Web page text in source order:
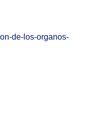
de-los-organos-